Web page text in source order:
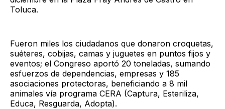
Toluca.
Fueron miles los ciudadanos que donaron croquetas,
suéteres, cobijas, camas y juguetes en puntos fijos y
eventos; el Congreso aportó 20 toneladas, sumando
esfuerzos de dependencias, empresas y 185
asociaciones protectoras, beneficiando a 8 mil
animales vía programa CERA (Captura, Esteriliza,
Educa, Resguarda, Adopta).